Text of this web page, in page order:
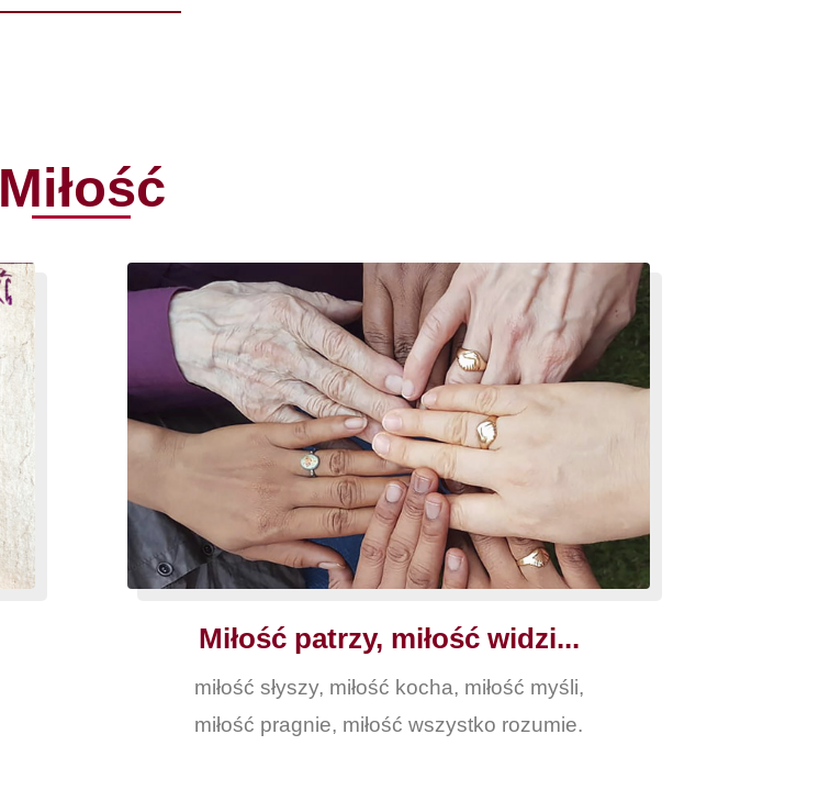
Miłość
Miłość patrzy, miłość widzi...
miłość słyszy, miłość kocha, miłość myśli,
miłość pragnie, miłość wszystko rozumie.